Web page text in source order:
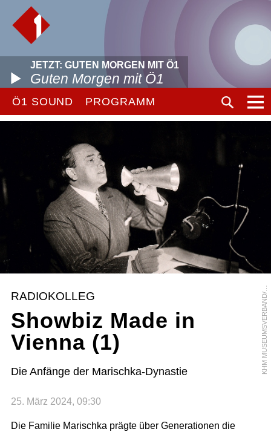
JETZT: GUTEN MORGEN MIT Ö1
Guten Morgen mit Ö1
Ö1 SOUND PROGRAMM
K
H
M
M
U
S
E
U
M
S
V
E
R
B
A
N
D
/
T
H
E
A
T
E
R
M
U
S
E
U
M
RADIOKOLLEG
Showbiz Made in
Vienna (1)
Die Anfänge der Marischka-Dynastie
25. März 2024, 09:30
Die Familie Marischka prägte über Generationen die